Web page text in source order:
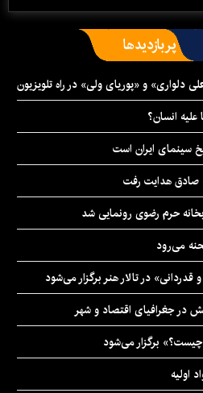
پربازدیدها
دلواری» و «پوریای ولی» در راه تلویزیون
انسان؟
سینمای ایران است
صادق هدایت رفت
حرم رضوی رونمایی شد
می‌رود
در تالار هنر برگزار می‌شود
در جغرافیای اقتصاد و شهر
برگزار می‌شود
اولیه